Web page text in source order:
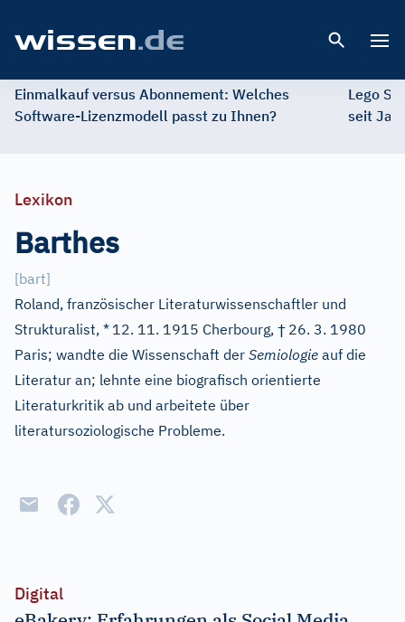
Einmalkauf versus Abonnement: Welches
Software-Lizenzmodell passt zu Ihnen?
Lego
seit
Lexikon
Barthes
[bart]
Roland, französischer Literaturwissenschaftler und
Strukturalist, * 12. 11. 1915 Cherbourg, † 26. 3. 1980
Paris; wandte die Wissenschaft der Semiologie auf die
Literatur an; lehnte eine biografisch orientierte
Literaturkritik ab und arbeitete über
literatursoziologische Probleme.
Digital